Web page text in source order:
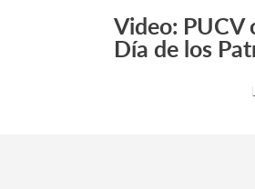
Video: PUCV
Día de los